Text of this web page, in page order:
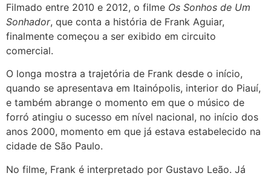
Filmado entre 2010 e 2012, o filme Os Sonhos de Um
Sonhador, que conta a história de Frank Aguiar,
finalmente começou a ser exibido em circuito
comercial.
O longa mostra a trajetória de Frank desde o início,
quando se apresentava em Itainópolis, interior do Piauí,
e também abrange o momento em que o músico de
forró atingiu o sucesso em nível nacional, no início dos
anos 2000, momento em que já estava estabelecido na
cidade de São Paulo.
No filme, Frank é interpretado por Gustavo Leão. Já